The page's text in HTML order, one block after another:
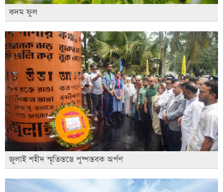
কদম ফুল
জুলাই শহীদ স্মৃতিস্তম্ভে পুষ্পস্তবক অর্পণ